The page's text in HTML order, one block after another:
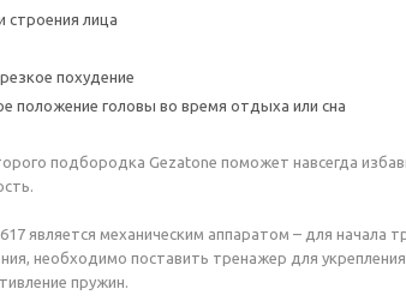
строения лица
похудение
положение головы во время отдыха или сна
подбородка Gezatone поможет навсегда
является механическим аппаратом – для
необходимо поставить тренажер для
пружин.